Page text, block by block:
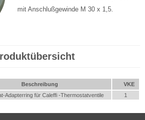
mit Anschlußgewinde M 30 x 1,5.
Beschreibung
VKE
Adapterring für Caleffi -Thermostatventile 1